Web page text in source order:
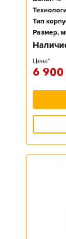
Тип
Размер,
Цена*
6 900